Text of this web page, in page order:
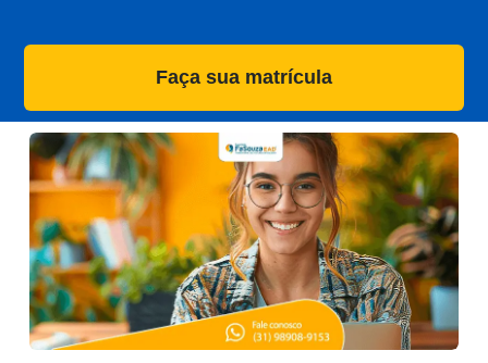
Faça sua matrícula